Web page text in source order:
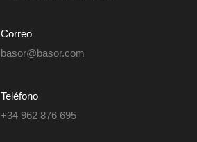
Correo
basor@basor.com
Teléfono
+34 962 876 695